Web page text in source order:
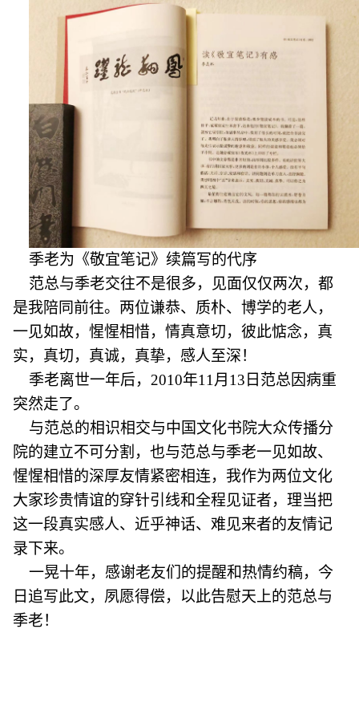
季老为《敬宜笔记》续篇写的代序
范总与季老交往不是很多，见面仅仅两次，都
是我陪同前往。两位谦恭、质朴、博学的老人，
一见如故，惺惺相惜，情真意切，彼此惦念，真
实，真切，真诚，真挚，感人至深！
季老离世一年后，2010年11月13日范总因病重
突然走了。
与范总的相识相交与中国文化书院大众传播分
院的建立不可分割，也与范总与季老一见如故、
惺惺相惜的深厚友情紧密相连，我作为两位文化
大家珍贵情谊的穿针引线和全程见证者，理当把
这一段真实感人、近乎神话、难见来者的友情记
录下来。
一晃十年，感谢老友们的提醒和热情约稿，今
日追写此文，夙愿得偿，以此告慰天上的范总与
季老！